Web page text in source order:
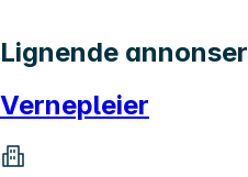
Lignende annonser
Vernepleier